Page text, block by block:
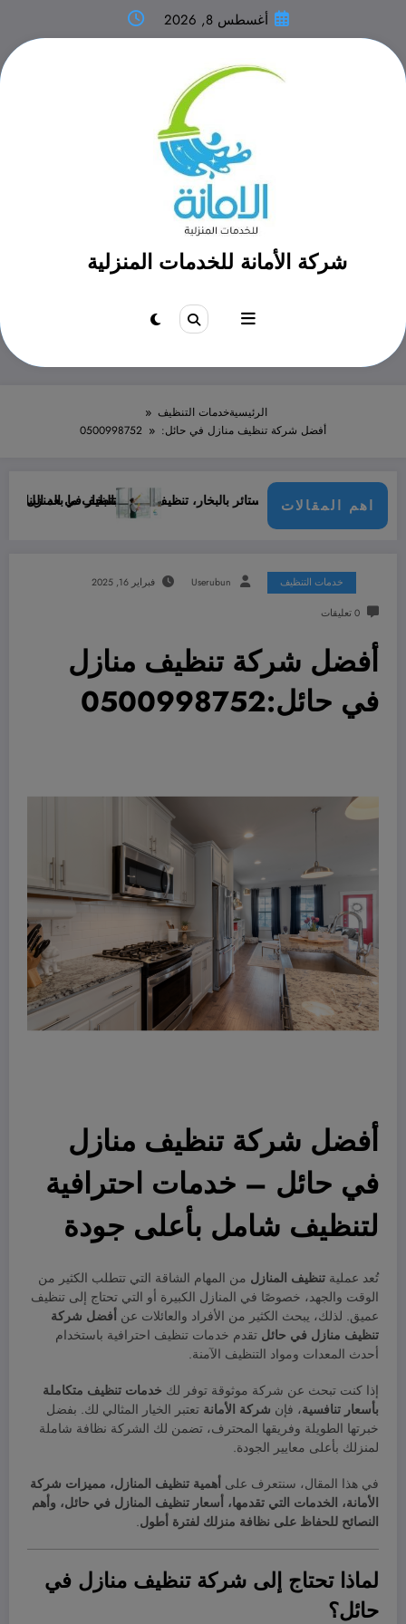
المحتوى
أغسطس 8, 2026
شركة الأمانة للخدمات المنزلية
الرئيسيةخدمات التنظيف
أفضل شركة تنظيف منازل في حائل:0500998752
اهم المقالات
ستائر بالبخار، تنظيف ستائر بالبخار في المنزلتنظيف ما بعد البناء في حائل : خطوات
خدمات التنظيف Userubun فبراير 16, 2025
0 تعليقات
أفضل شركة تنظيف منازل
في حائل:0500998752
أفضل شركة تنظيف منازل
في حائل – خدمات احترافية
لتنظيف شامل بأعلى جودة
تُعد عملية تنظيف المنازل من المهام الشاقة التي تتطلب الكثير من
الوقت والجهد، خصوصًا في المنازل الكبيرة أو التي تحتاج إلى تنظيف
عميق. لذلك، يبحث الكثير من الأفراد والعائلات عن أفضل شركة
تنظيف منازل في حائل تقدم خدمات تنظيف احترافية باستخدام
أحدث المعدات ومواد التنظيف الآمنة.
إذا كنت تبحث عن شركة موثوقة توفر لك خدمات تنظيف متكاملة
بأسعار تنافسية، فإن شركة الأمانة تعتبر الخيار المثالي لك. بفضل
خبرتها الطويلة وفريقها المحترف، تضمن لك الشركة نظافة شاملة
لمنزلك بأعلى معايير الجودة.
في هذا المقال، سنتعرف على أهمية تنظيف المنازل، مميزات شركة
الأمانة، الخدمات التي تقدمها، أسعار تنظيف المنازل في حائل، وأهم
النصائح للحفاظ على نظافة منزلك لفترة أطول.
لماذا تحتاج إلى شركة تنظيف منازل في
حائل؟